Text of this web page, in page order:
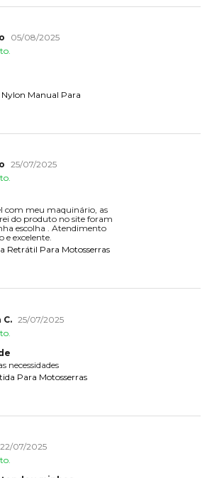
05/08/2025
Manual Para
25/07/2025
com meu maquinário, as
do produto no site foram
escolha . Atendimento
excelente.
Retrátil Para Motosserras
C. 25/07/2025
necessidades
Para Motosserras
22/07/2025